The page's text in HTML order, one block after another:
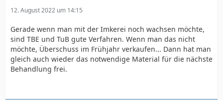
12. August 2022 um 14:15
Gerade wenn man mit der Imkerei noch wachsen möchte,
sind TBE und TuB gute Verfahren. Wenn man das nicht
möchte, Überschuss im Frühjahr verkaufen... Dann hat man
gleich auch wieder das notwendige Material für die nächste
Behandlung frei.